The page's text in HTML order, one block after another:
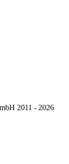
2011 - 2026